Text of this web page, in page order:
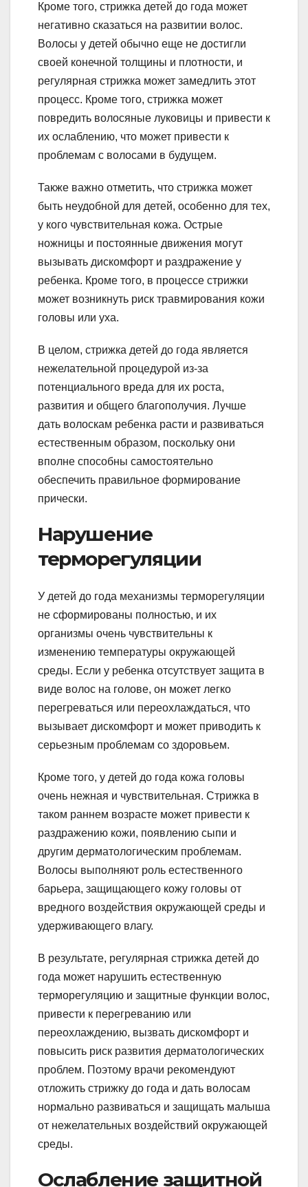
Кроме того, стрижка детей до года может
негативно сказаться на развитии волос.
Волосы у детей обычно еще не достигли
своей конечной толщины и плотности, и
регулярная стрижка может замедлить этот
процесс. Кроме того, стрижка может
повредить волосяные луковицы и привести к
их ослаблению, что может привести к
проблемам с волосами в будущем.
Также важно отметить, что стрижка может
быть неудобной для детей, особенно для тех,
у кого чувствительная кожа. Острые
ножницы и постоянные движения могут
вызывать дискомфорт и раздражение у
ребенка. Кроме того, в процессе стрижки
может возникнуть риск травмирования кожи
головы или уха.
В целом, стрижка детей до года является
нежелательной процедурой из-за
потенциального вреда для их роста,
развития и общего благополучия. Лучше
дать волоскам ребенка расти и развиваться
естественным образом, поскольку они
вполне способны самостоятельно
обеспечить правильное формирование
прически.
Нарушение
терморегуляции
У детей до года механизмы терморегуляции
не сформированы полностью, и их
организмы очень чувствительны к
изменению температуры окружающей
среды. Если у ребенка отсутствует защита в
виде волос на голове, он может легко
перегреваться или переохлаждаться, что
вызывает дискомфорт и может приводить к
серьезным проблемам со здоровьем.
Кроме того, у детей до года кожа головы
очень нежная и чувствительная. Стрижка в
таком раннем возрасте может привести к
раздражению кожи, появлению сыпи и
другим дерматологическим проблемам.
Волосы выполняют роль естественного
барьера, защищающего кожу головы от
вредного воздействия окружающей среды и
удерживающего влагу.
В результате, регулярная стрижка детей до
года может нарушить естественную
терморегуляцию и защитные функции волос,
привести к перегреванию или
переохлаждению, вызвать дискомфорт и
повысить риск развития дерматологических
проблем. Поэтому врачи рекомендуют
отложить стрижку до года и дать волосам
нормально развиваться и защищать малыша
от нежелательных воздействий окружающей
среды.
Ослабление защитной